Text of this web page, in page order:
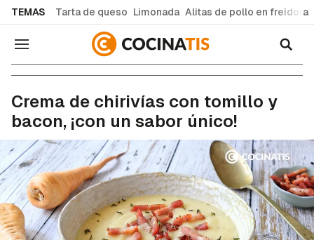
TEMAS Tarta de queso Limonada Alitas de pollo en freidora
Navegación
Crema de chirivías con tomillo y
bacon, ¡con un sabor único!